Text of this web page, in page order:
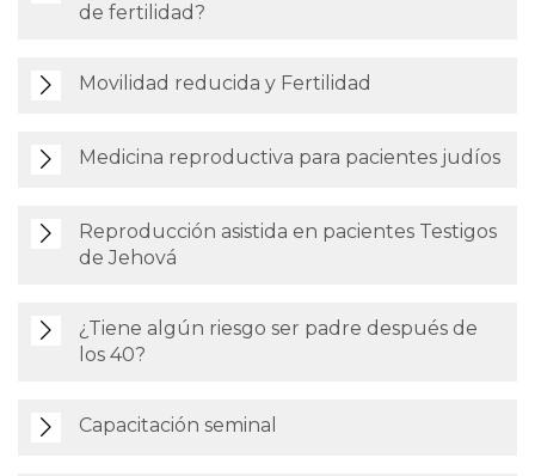
de fertilidad?
Movilidad reducida y Fertilidad
Medicina reproductiva para pacientes judíos
Reproducción asistida en pacientes Testigos
de Jehová
¿Tiene algún riesgo ser padre después de
los 40?
Capacitación seminal